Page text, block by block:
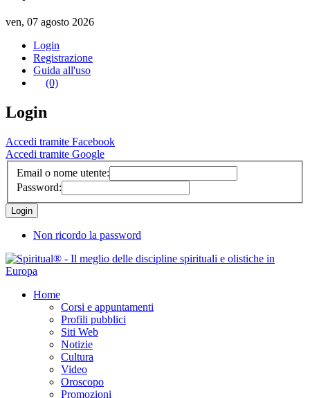
ven, 07 agosto 2026
Login
Registrazione
Guida all'uso
(0)
Login
Accedi tramite Facebook
Accedi tramite Google
Email o nome utente:
Password:
Non ricordo la password
Home
Corsi e appuntamenti
Profili pubblici
Siti Web
Notizie
Cultura
Video
Oroscopo
Promozioni